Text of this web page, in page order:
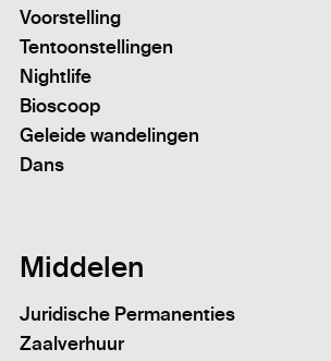
Voorstelling
Tentoonstellingen
Nightlife
Bioscoop
Geleide wandelingen
Dans
Middelen
Juridische Permanenties
Zaalverhuur